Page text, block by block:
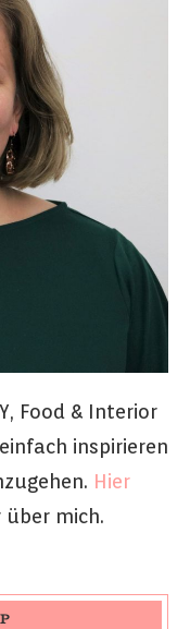
Food & Interior
inspirieren
Hier
mich.